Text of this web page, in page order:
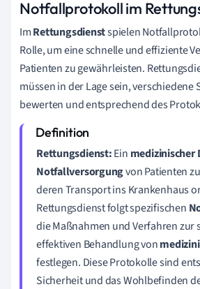
Notfallprotokoll im
ImRettungsdienstspielen
Rolle, um eine schnelle und effiziente
Patienten zu gewährleisten.
müssen in der Lage sein, verschiedene
bewerten und entsprechend des
Rettungsdienst:Ein medizinischer
Notfallversorgungvon Patienten
deren Transport ins Krankenhaus
Rettungsdienst folgt spezifischen
die Maßnahmen und Verfahren zur
effektiven Behandlung von
festlegen. Diese Protokolle sind
Sicherheit und das Wohlbefinden